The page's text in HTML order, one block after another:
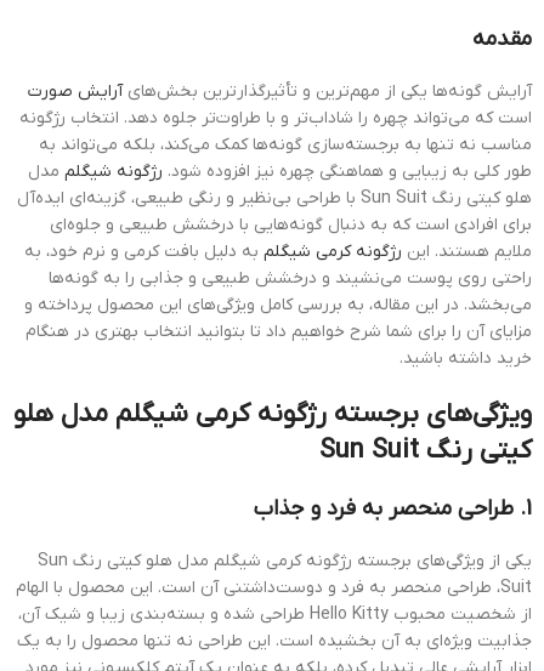
مقدمه
آرایش گونه‌ها یکی از مهم‌ترین و تأثیرگذارترین بخش‌هایآرایش صورت
است که می‌تواند چهره را شاداب‌تر و با طراوت‌تر جلوه دهد. انتخاب رژگونه
مناسب نه تنها به برجسته‌سازی گونه‌ها کمک می‌کند، بلکه می‌تواند به
طور کلی به زیبایی و هماهنگی چهره نیز افزوده شود. رژگونه شیگلم مدل
هلو کیتی رنگ Sun Suit با طراحی بی‌نظیر و رنگی طبیعی، گزینه‌ای ایده‌آل
برای افرادی است که به دنبال گونه‌هایی با درخشش طبیعی و جلوه‌ای
ملایم هستند. این رژگونه کرمی شیگلم به دلیل بافت کرمی و نرم خود، به
راحتی روی پوست می‌نشیند و درخشش طبیعی و جذابی را به گونه‌ها
می‌بخشد. در این مقاله، به بررسی کامل ویژگی‌های این محصول پرداخته و
مزایای آن را برای شما شرح خواهیم داد تا بتوانید انتخاب بهتری در هنگام
خرید داشته باشید.
ویژگی‌های برجسته رژگونه کرمی شیگلم مدل هلو
کیتی رنگ Sun Suit
1. طراحی منحصر به فرد و جذاب
یکی از ویژگی‌های برجسته رژگونه کرمی شیگلم مدل هلو کیتی رنگ Sun
Suit، طراحی منحصر به فرد و دوست‌داشتنی آن است. این محصول با الهام
از شخصیت محبوب Hello Kitty طراحی شده و بسته‌بندی زیبا و شیک آن،
جذابیت ویژه‌ای به آن بخشیده است. این طراحی نه تنها محصول را به یک